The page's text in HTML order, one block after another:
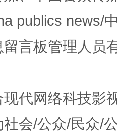
今
publics news/
言板管理人员
代网络科技影
会/公众/民众/